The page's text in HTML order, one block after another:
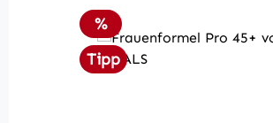
Rabatt
%
Tipp